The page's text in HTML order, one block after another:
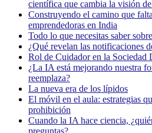
científica que cambia la visión
Construyendo el camino que
emprendedoras en India
Todo lo que necesitas saber
¿Qué revelan las notificaciones
Rol de Cuidador en la Sociedad
¿La IA está mejorando nuestra
reemplaza?
La nueva era de los lípidos
El móvil en el aula: estrategias
prohibición
Cuando la IA hace ciencia,
preguntas?